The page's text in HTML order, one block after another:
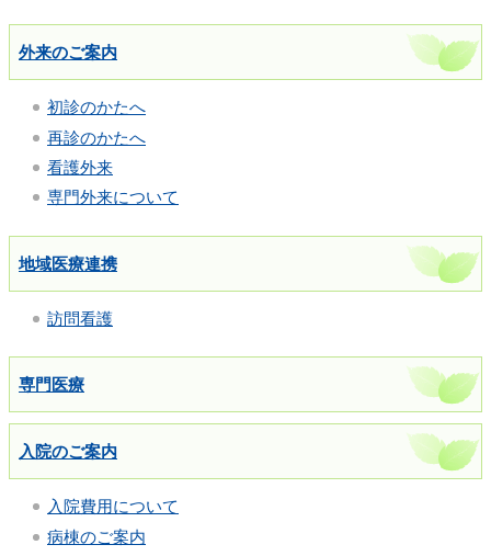
外来のご案内
初診のかたへ
再診のかたへ
看護外来
専門外来について
地域医療連携
訪問看護
専門医療
入院のご案内
入院費用について
病棟のご案内